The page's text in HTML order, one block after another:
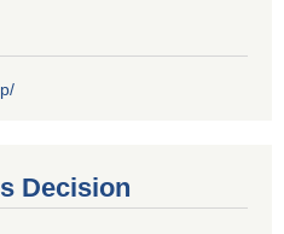
Decision